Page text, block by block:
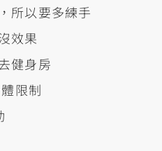
所以要多練手
效果
健身房
限制